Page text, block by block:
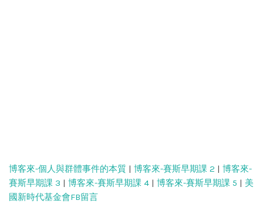
博客來-個人與群體事件的本質 | 博客來-賽斯早期課 2 | 博客來-
賽斯早期課 3 | 博客來-賽斯早期課 4 | 博客來-賽斯早期課 5 | 美
國新時代基金會FB留言